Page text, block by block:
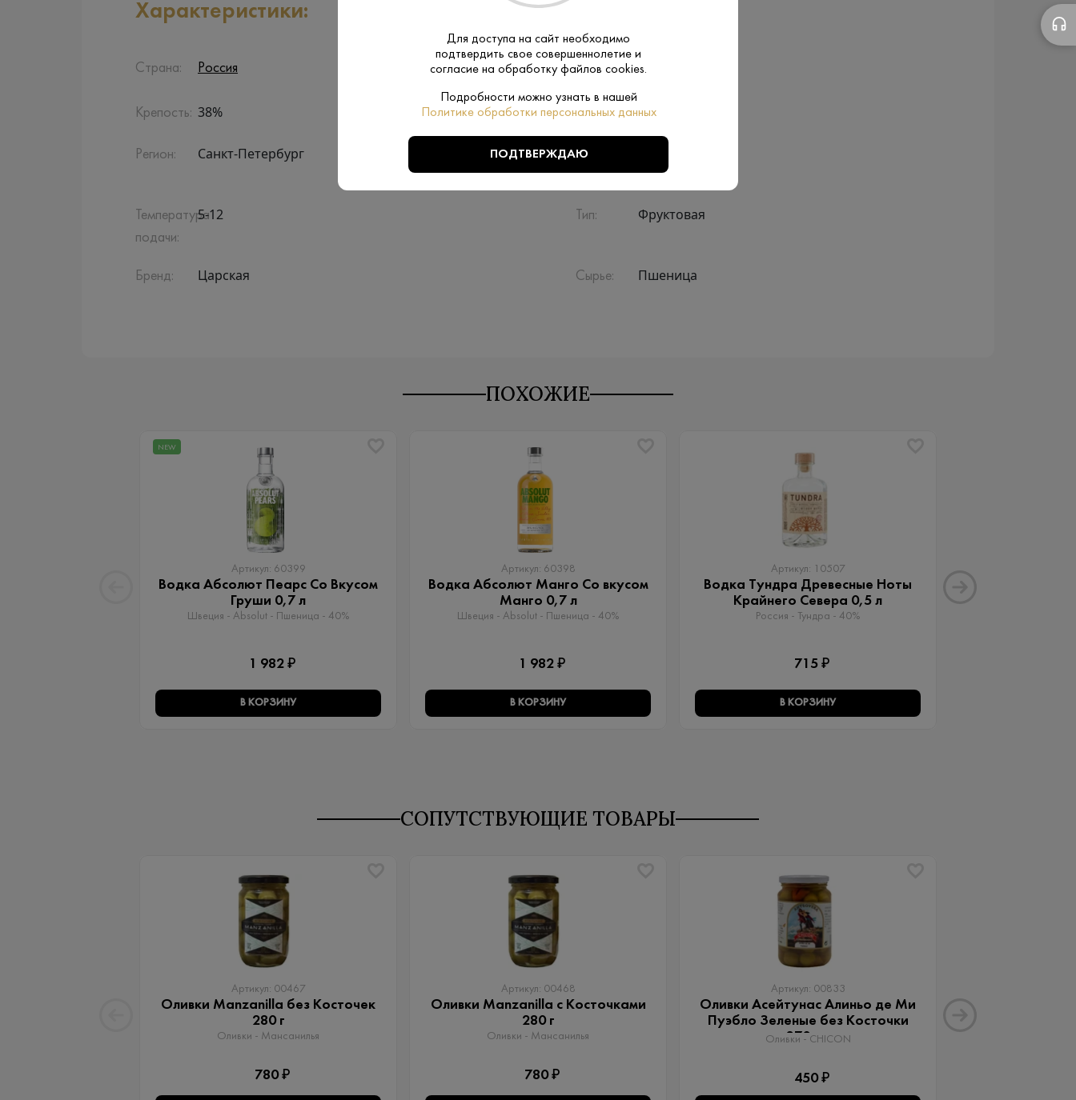
Характеристики:
Страна: Россия Производитель:
Ладога
Крепость: 38% Объем: 0.5 L
Регион: Санкт-Петербург
Подарочная
упаковка:
Температура
подачи:
5-12 Тип: Фруктовая
Бренд: Царская Сырье: Пшеница
ПОХОЖИЕ
NEW
Артикул: 60399
Водка Абсолют Пеарс Со Вкусом
Груши 0,7 л
Швеция - Absolut - Пшеница - 40%
1 982 ₽
В КОРЗИНУ
Артикул: 60398
Водка Абсолют Манго Со вкусом
Манго 0,7 л
Швеция - Absolut - Пшеница - 40%
1 982 ₽
В КОРЗИНУ
Артикул: 10507
Водка Тундра Древесные Ноты
Крайнего Севера 0,5 л
Россия - Тундра - 40%
715 ₽
В КОРЗИНУ
СОПУТСТВУЮЩИЕ ТОВАРЫ
Артикул: 00467
Оливки Manzanilla без Косточек
280 г
Оливки - Мансанилья
780 ₽
Артикул: 00468
Оливки Manzanilla с Косточками
280 г
Оливки - Мансанилья
780 ₽
Артикул: 00833
Оливки Асейтунас Алиньо де Ми
Пуэбло Зеленые без Косточки
370 мл
Оливки - CHICON
450 ₽
Для доступа на сайт необходимо
подтвердить свое совершеннолетие и
согласие на обработку файлов cookies.
Подробности можно узнать в нашей
Политике обработки персональных данных
ПОДТВЕРЖДАЮ